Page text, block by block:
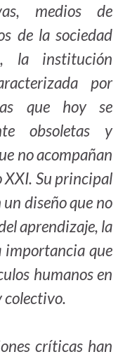
medios de
de la sociedad
la institución
por
que hoy se
obsoletas y
no acompañan
XXI. Su principal
diseño que no
aprendizaje, la
importancia que
humanos en
colectivo.
críticas han